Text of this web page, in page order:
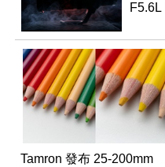
F5.6L
Tamron 發布 25-200mm